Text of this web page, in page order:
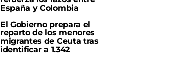
España y Colombia
El Gobierno prepara el
reparto de los menores
migrantes de Ceuta tras
identificar a 1.342